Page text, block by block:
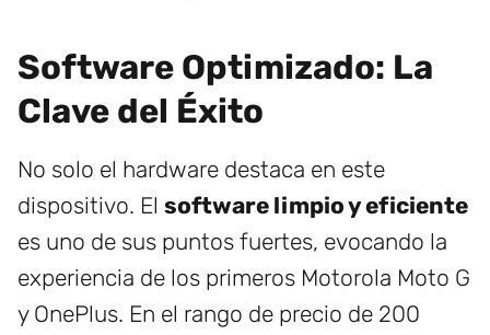
Software Optimizado: La
Clave del Éxito
No solo el hardware destaca en este
dispositivo. El software limpio y eficiente
es uno de sus puntos fuertes, evocando la
experiencia de los primeros Motorola Moto G
y OnePlus. En el rango de precio de 200